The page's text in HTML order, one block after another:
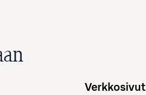
Verkkosivut